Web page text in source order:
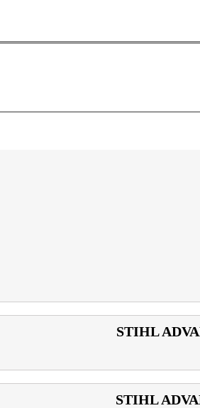
STIHL
STIHL